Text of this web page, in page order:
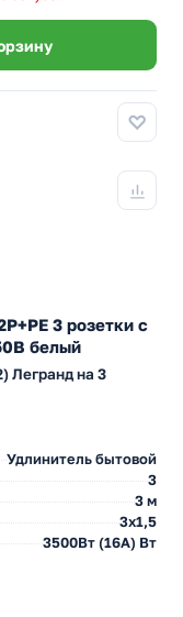
3 розетки с
белый
Легранд на 3
Удлинитель бытовой
3
3 м
3х1,5
3500Вт (16А) Вт